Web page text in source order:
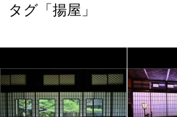
タグ「揚屋」